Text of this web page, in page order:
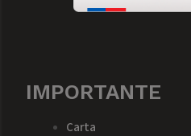
IMPORTANTE
Carta